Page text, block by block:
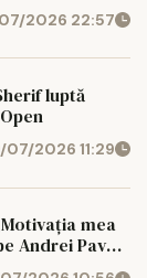
2026 22:57
luptă
07/2026 11:29
mea
Andrei Pavel